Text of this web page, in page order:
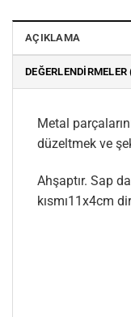
AÇIKLAMA
DEĞERLENDIRMELER
Metal
düzeltmek ve
Ahşaptır. Sap
kısmı11x4cm